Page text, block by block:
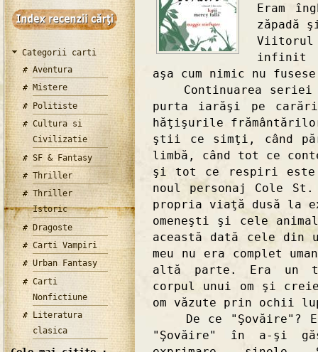
Categorii carti
Aventura
Mistere
Politiste
Cultura si
Civilizatie
SF & Fantasy
Thriller
Thriller
Istoric
Dragoste
Carti Vampiri
Urban Fantasy
Carti
Nonfictiune
Literatura
clasica
Eram
zăpadă
infinit
aşa cum nimic nu
Continuarea seriei
purta iarăşi pe
hăţişurile
ştii ce simţi, când
limbă, când tot ce
şi tot ce respiri este
noul personaj Cole
propria viaţă dusă la
omeneşti şi cele
această dată cele din
meu nu era complet
altă parte. Era un
corpul unui om şi
om văzute prin ochii
De ce "Şovăire"?
"Şovăire" în a-şi